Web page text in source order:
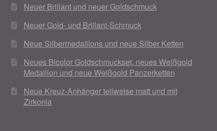
Neuer Brillant und neuer Goldschmuck
Neuer Gold- und Brillant-Schmuck
Neue Silbermedaillons und neue Silber Ketten
Neues Bicolor Goldschmuckset, neues Weißgold
Medaillon und neue Weißgold Panzerketten
Neue Kreuz-Anhänger teilweise matt und mit
Zirkonia